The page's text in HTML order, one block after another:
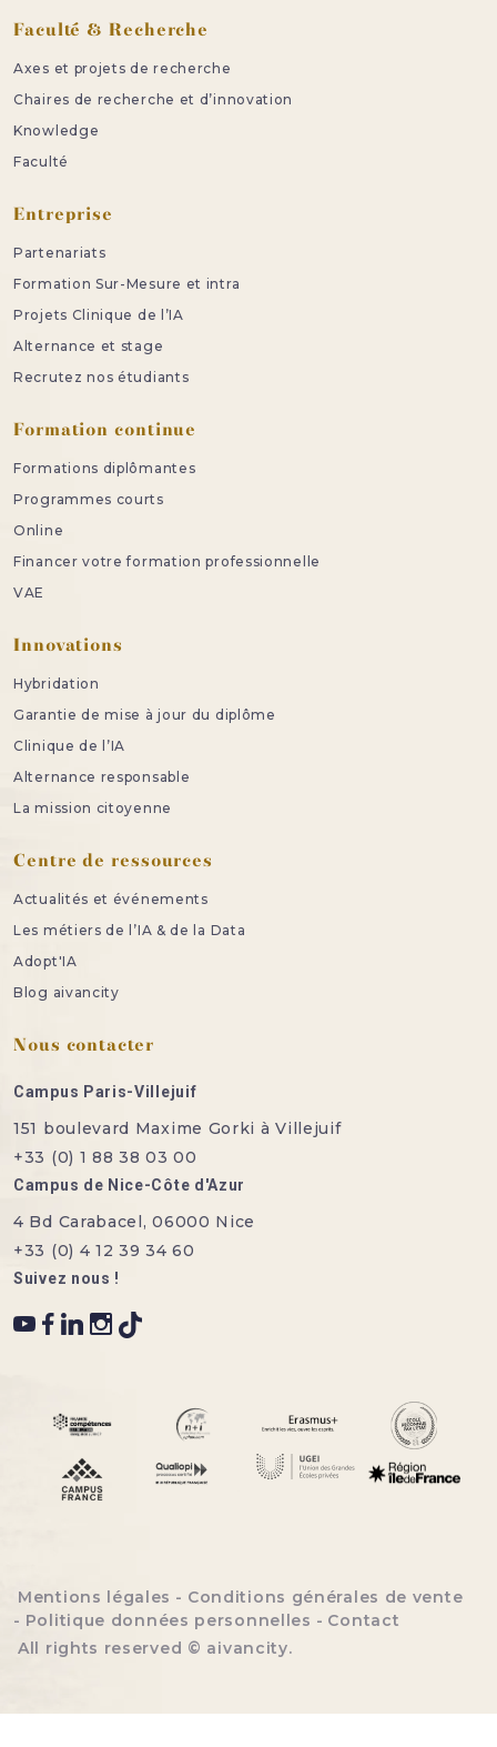
Faculté & Recherche
Axes et projets de recherche
Chaires de recherche et d’innovation
Knowledge
Faculté
Entreprise
Partenariats
Formation Sur-Mesure et intra
Projets Clinique de l’IA
Alternance et stage
Recrutez nos étudiants
Formation continue
Formations diplômantes
Programmes courts
Online
Financer votre formation professionnelle
VAE
Innovations
Hybridation
Garantie de mise à jour du diplôme
Clinique de l’IA
Alternance responsable
La mission citoyenne
Centre de ressources
Actualités et événements
Les métiers de l’IA & de la Data
Adopt'IA
Blog aivancity
Nous contacter
Campus Paris-Villejuif
151 boulevard Maxime Gorki à Villejuif
+33 (0) 1 88 38 03 00
Campus de Nice-Côte d'Azur
4 Bd Carabacel, 06000 Nice
+33 (0) 4 12 39 34 60
Suivez nous !
Menu bottom footer
Mentions légales
Conditions générales de vente
Politique données personnelles
Contact
All rights reserved © aivancity.